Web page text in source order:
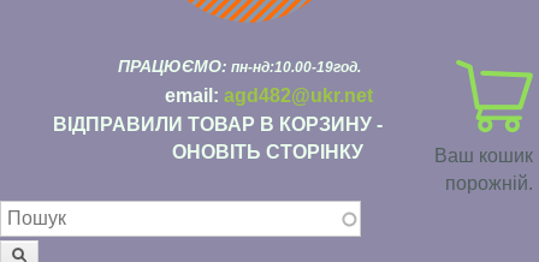
Ваш кошик
порожній.
ПРАЦЮЄМО: пн-нд:10.00-19год.
email: agd482@ukr.net
ВІДПРАВИЛИ ТОВАР В КОРЗИНУ -
ОНОВІТЬ СТОРІНКУ
Пошукова форма